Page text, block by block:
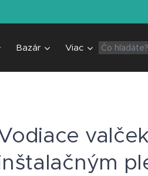
Bazár Viac